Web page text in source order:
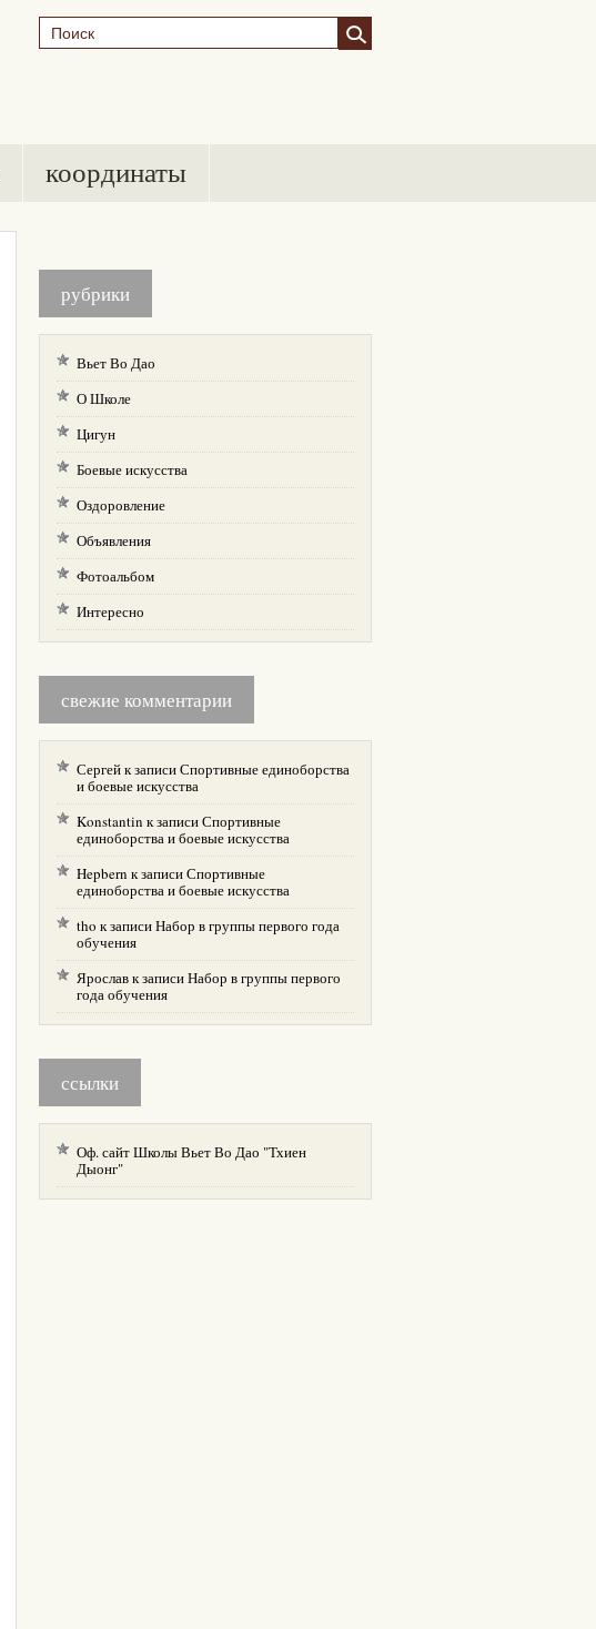
координаты
рубрики
Вьет Во Дао
О Школе
Цигун
Боевые искусства
Оздоровление
Объявления
Фотоальбом
Интересно
свежие комментарии
Сергейк записиСпортивные единоборства
и боевые искусства
Konstantin к записиСпортивные
единоборства и боевые искусства
Hepbern к записиСпортивные
единоборства и боевые искусства
tho к записиНабор в группы первого года
обучения
Ярославк записиНабор в группы первого
года обучения
ссылки
Оф. сайт Школы Вьет Во Дао "Тхиен
Дыонг"